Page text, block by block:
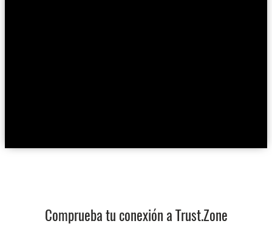
Comprueba tu conexión a Trust.Zone